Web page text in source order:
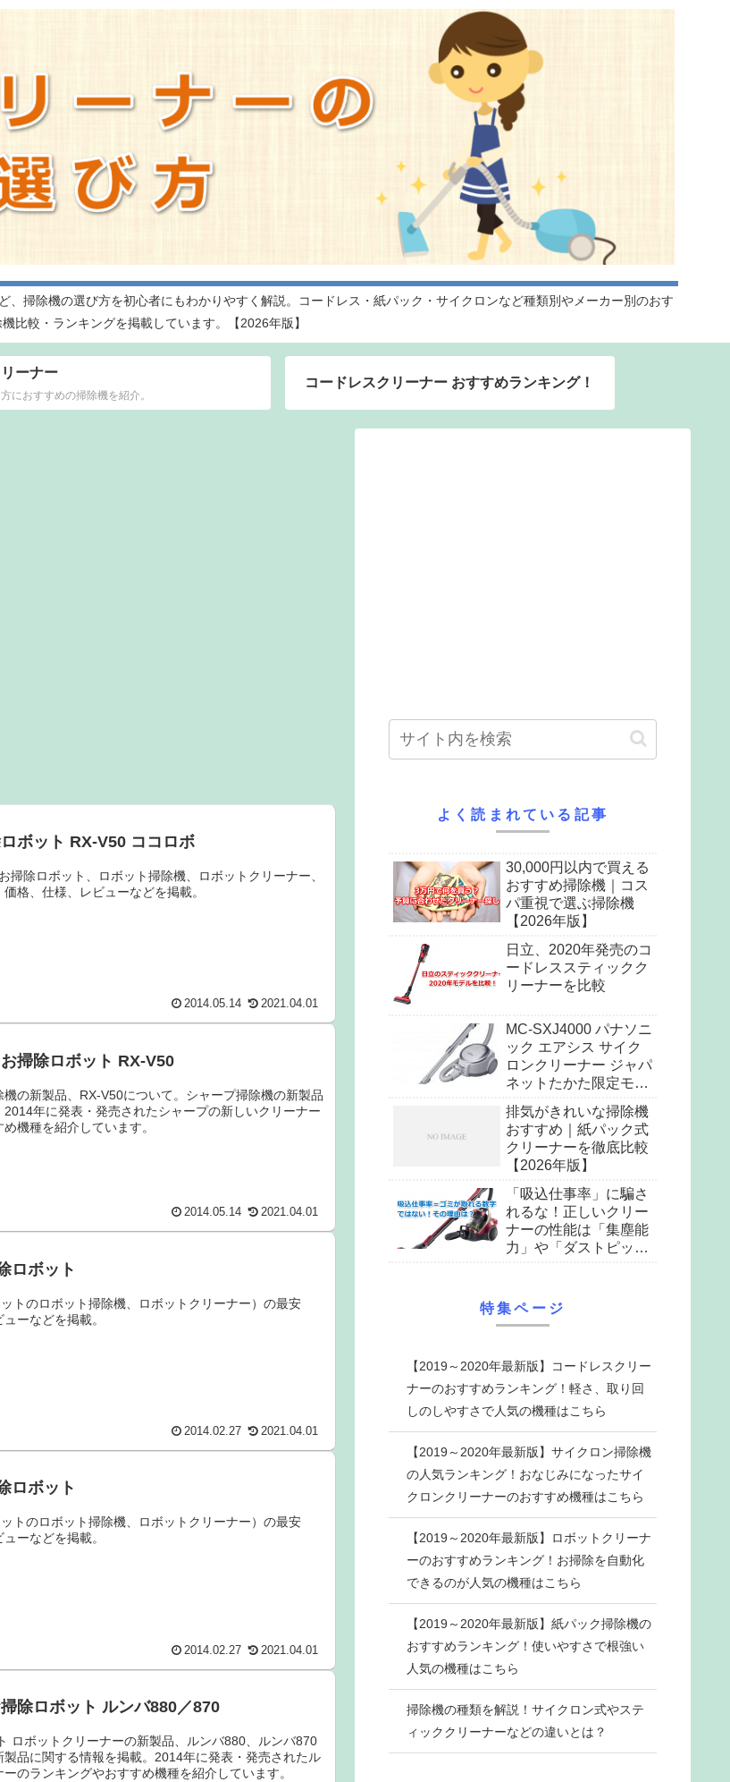
掃除機の選び方を初心者にもわかりやすく解説。コードレス・紙パック・サイクロンなど種類別やメーカー別のおす
比較・ランキングを掲載しています。【2026年版】
ーナー
におすすめの掃除機を紹介。
コードレスクリーナー おすすめランキング！
ボット RX-V50 ココロボ
掃除ロボット、ロボット掃除機、ロボットクリーナー、
格、仕様、レビューなどを掲載。
2014.05.14 2021.04.01
掃除ロボット RX-V50
の新製品、RX-V50について。シャープ掃除機の新製品
年に発表・発売されたシャープの新しいクリーナー
機種を紹介しています。
2014.05.14 2021.04.01
ロボット
トのロボット掃除機、ロボットクリーナー）の最安
ーなどを掲載。
2014.02.27 2021.04.01
ロボット
トのロボット掃除機、ロボットクリーナー）の最安
ーなどを掲載。
2014.02.27 2021.04.01
除ロボット ルンバ880／870
ロボットクリーナーの新製品、ルンバ880、ルンバ870
製品に関する情報を掲載。2014年に発表・発売されたル
のランキングやおすすめ機種を紹介しています。
よく読まれている記事
30,000円以内で買える
おすすめ掃除機｜コス
パ重視で選ぶ掃除機
【2026年版】
日立、2020年発売のコ
ードレススティックク
リーナーを比較
MC-SXJ4000 パナソニ
ック エアシス サイク
ロンクリーナー ジャパ
ネットたかた限定モデ
排気がきれいな掃除機
おすすめ｜紙パック式
クリーナーを徹底比較
【2026年版】
「吸込仕事率」に騙さ
れるな！正しいクリー
ナーの性能は「集塵能
力」や「ダストピック
特集ページ
【2019～2020年最新版】コードレスクリー
ナーのおすすめランキング！軽さ、取り回
しのしやすさで人気の機種はこちら
【2019～2020年最新版】サイクロン掃除機
の人気ランキング！おなじみになったサイ
クロンクリーナーのおすすめ機種はこちら
【2019～2020年最新版】ロボットクリーナ
ーのおすすめランキング！お掃除を自動化
できるのが人気の機種はこちら
【2019～2020年最新版】紙パック掃除機の
おすすめランキング！使いやすさで根強い
人気の機種はこちら
掃除機の種類を解説！サイクロン式やステ
ィッククリーナーなどの違いとは？